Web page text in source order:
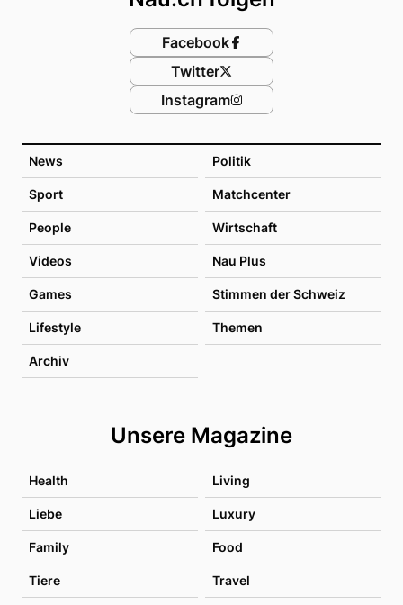
News Politik
Sport Matchcenter
People Wirtschaft
Videos Nau Plus
Games Stimmen der Schweiz
Lifestyle Themen
Archiv
Unsere Magazine
Health Living
Liebe Luxury
Family Food
Tiere Travel
Facebook
Twitter
Instagram